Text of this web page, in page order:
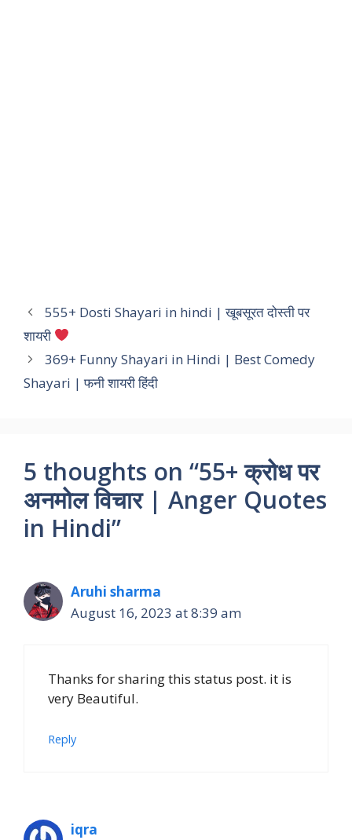
555+ Dosti Shayari in hindi | खूबसूरत दोस्ती पर
शायरी
369+ Funny Shayari in Hindi | Best Comedy
Shayari | फनी शायरी हिंदी
5 thoughts on “55+ क्रोध पर
अनमोल विचार | Anger Quotes
in Hindi”
Aruhi sharma
August 16, 2023 at 8:39 am
Thanks for sharing this status post. it is
very Beautiful.
Reply
iqra